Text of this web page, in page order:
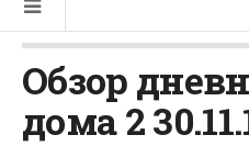
Обзор
дома 2